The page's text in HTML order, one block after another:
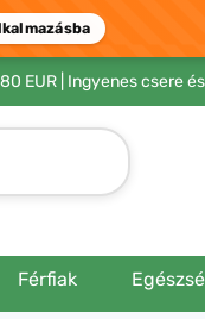
EUR | Ingyenes csere
Férfiak